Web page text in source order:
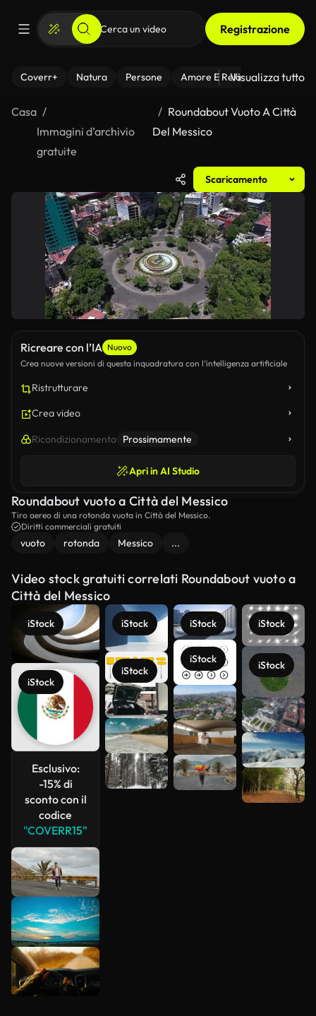
Registrazione
Coverr+ Natura Persone Amore E Relazioni Il
Visualizza tutto
Casa
Immagini d’archivio
gratuite
Roundabout Vuoto A Città
Del Messico
Scaricamento
Ricreare con l’IA Nuovo
Crea nuove versioni di questa inquadratura con l’intelligenza artificiale
Ristrutturare
Crea video
Ricondizionamento Prossimamente
Apri in AI Studio
Roundabout vuoto a Città del Messico
Tiro aereo di una rotonda vuota in Città del Messico.
Diritti commerciali gratuiti
vuoto rotonda Messico ...
Video stock gratuiti correlati Roundabout vuoto a
Città del Messico
iStock
iStock
Esclusivo:
-15% di
sconto con il
codice
"COVERR15"
iStock
iStock
iStock
iStock
iStock
iStock
Scopri di
più